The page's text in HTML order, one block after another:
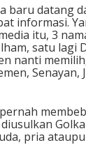
a
n
e
n
p
o
a
baru datang
informasi.
itu, 3
satu lagi
nanti
Senayan,
pria